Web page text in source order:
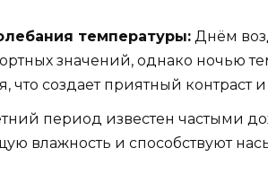
температуры: Днём
значений, однако ночью
что создает приятный контраст
период известен частыми
влажность и способствуют